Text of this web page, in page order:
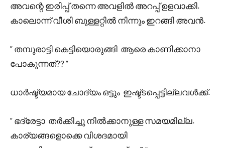
അവന്റെ ഇരിപ്പ് തന്നെ അവളിൽ അറപ്പ് ഉളവാക്കി.
കാലൊന്ന് വീശി ബുള്ളറ്റിൽ നിന്നും ഇറങ്ങി അവൻ.
” തമ്പുരാട്ടി കെട്ടിയൊരുങ്ങി ആരെ കാണിക്കാനാ
പോകുന്നത്?? “
ധാർഷ്ട്യമായ ചോദ്യം ഒട്ടും ഇഷ്ട്ടപ്പെട്ടില്ലവൾക്ക്.
” ഭദ്രേട്ടാ തർക്കിച്ചു നിൽക്കാനുള്ള സമയമില്ല.
കാര്യങ്ങളൊക്കെ വിശദമായി